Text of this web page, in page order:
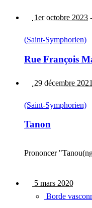
1er octobre 2023 -
(Saint-Symphorien)
Rue François
29 décembre 2021
(Saint-Symphorien)
Tanon
Prononcer
5 mars 2020
Borde